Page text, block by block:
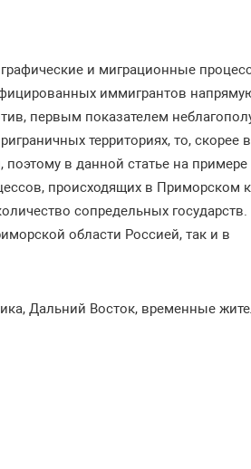
и миграционные
иммигрантов
первым показателем
территориях, то, скорее
в данной статье на примере
происходящих в Приморском
сопредельных
области Россией, так и в
Дальний Восток, временные